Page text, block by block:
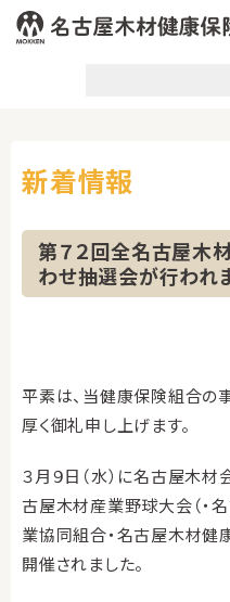
新着情報
第７２回全名古屋
わせ抽選会が行われ
平素は、当健康保険組合の
厚く御礼申し上げます。
３月９日（水）に名古屋木
古屋木材産業野球大会（・
業協同組合・名古屋木材健
開催されました。